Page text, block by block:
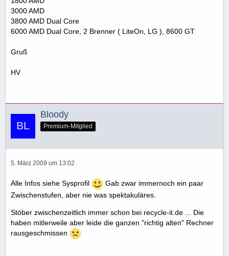
3000 AMD
3800 AMD Dual Core
6000 AMD Dual Core, 2 Brenner ( LiteOn, LG ), 8600 GT
Gruß
HV
Bloody
Premium-Mitglied
5. März 2009 um 13:02
Alle Infos siehe Sysprofil
Gab zwar immernoch ein paar
Zwischenstufen, aber nie was spektakuläres.
Stöber zwischenzeitlich immer schon bei recycle-it.de ... Die
haben mitlerweile aber leide die ganzen "richtig alten" Rechner
rausgeschmissen